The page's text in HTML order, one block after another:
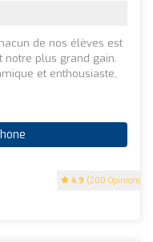
4.9 (200 Opinions)
de nos élèves est
notre plus grand gain.
et enthousiaste,